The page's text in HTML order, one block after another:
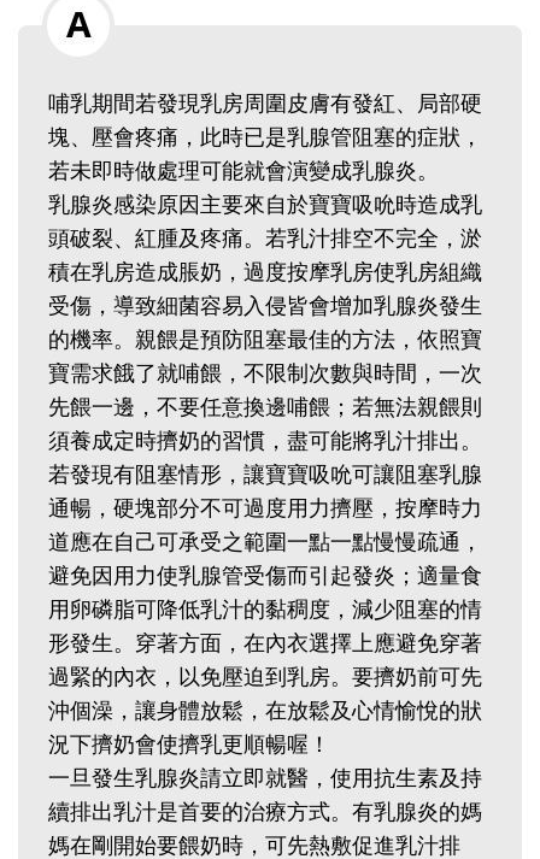
哺乳期間若發現乳房周圍皮膚有發紅、局部硬
塊、壓會疼痛，此時已是乳腺管阻塞的症狀，
若未即時做處理可能就會演變成乳腺炎。
乳腺炎感染原因主要來自於寶寶吸吮時造成乳
頭破裂、紅腫及疼痛。若乳汁排空不完全，淤
積在乳房造成脹奶，過度按摩乳房使乳房組織
受傷，導致細菌容易入侵皆會增加乳腺炎發生
的機率。親餵是預防阻塞最佳的方法，依照寶
寶需求餓了就哺餵，不限制次數與時間，一次
先餵一邊，不要任意換邊哺餵；若無法親餵則
須養成定時擠奶的習慣，盡可能將乳汁排出。
若發現有阻塞情形，讓寶寶吸吮可讓阻塞乳腺
通暢，硬塊部分不可過度用力擠壓，按摩時力
道應在自己可承受之範圍一點一點慢慢疏通，
避免因用力使乳腺管受傷而引起發炎；適量食
用卵磷脂可降低乳汁的黏稠度，減少阻塞的情
形發生。穿著方面，在內衣選擇上應避免穿著
過緊的內衣，以免壓迫到乳房。要擠奶前可先
沖個澡，讓身體放鬆，在放鬆及心情愉悅的狀
況下擠奶會使擠乳更順暢喔！
一旦發生乳腺炎請立即就醫，使用抗生素及持
續排出乳汁是首要的治療方式。有乳腺炎的媽
媽在剛開始要餵奶時，可先熱敷促進乳汁排